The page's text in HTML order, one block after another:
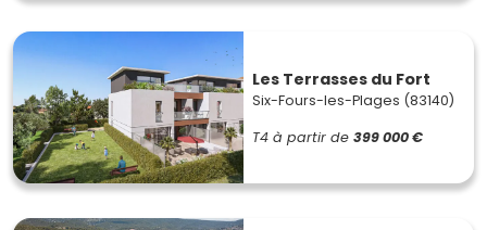
Les Terrasses du Fort
Six-Fours-les-Plages (83140)
T4 à partir de 399 000 €